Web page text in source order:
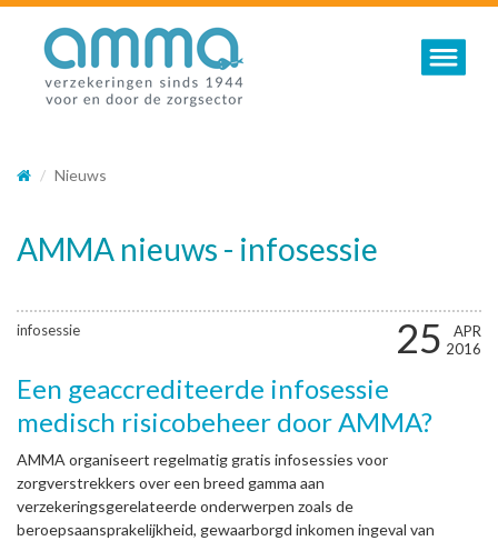
Toggle
Nieuws
AMMA nieuws - infosessie
25
APR
2016
infosessie
Een geaccrediteerde infosessie
medisch risicobeheer door AMMA?
AMMA organiseert regelmatig gratis infosessies voor
zorgverstrekkers over een breed gamma aan
verzekeringsgerelateerde onderwerpen zoals de
beroepsaansprakelijkheid, gewaarborgd inkomen ingeval van